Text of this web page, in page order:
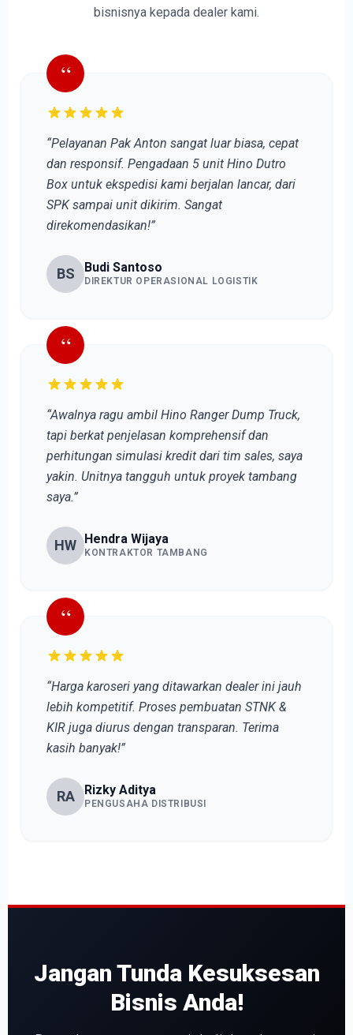
bisnisnya kepada dealer kami.
“
“Pelayanan Pak Anton sangat luar biasa, cepat
dan responsif. Pengadaan 5 unit Hino Dutro
Box untuk ekspedisi kami berjalan lancar, dari
SPK sampai unit dikirim. Sangat
direkomendasikan!”
BS Budi Santoso
DIREKTUR OPERASIONAL LOGISTIK
“
“Awalnya ragu ambil Hino Ranger Dump Truck,
tapi berkat penjelasan komprehensif dan
perhitungan simulasi kredit dari tim sales, saya
yakin. Unitnya tangguh untuk proyek tambang
saya.”
HW Hendra Wijaya
KONTRAKTOR TAMBANG
“
“Harga karoseri yang ditawarkan dealer ini jauh
lebih kompetitif. Proses pembuatan STNK &
KIR juga diurus dengan transparan. Terima
kasih banyak!”
RA Rizky Aditya
PENGUSAHA DISTRIBUSI
Jangan Tunda Kesuksesan
Bisnis Anda!